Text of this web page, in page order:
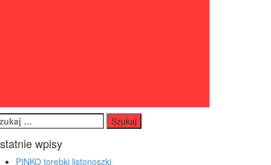
wpisy
PINKO torebki listonoszki